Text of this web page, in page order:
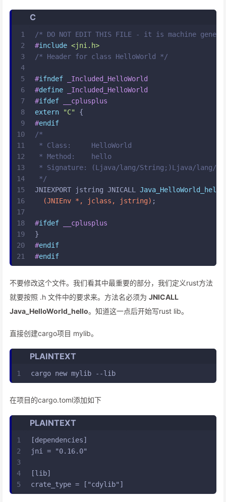
C
1
2
3
4
5
6
7
8
9
10
11
12
13
14
15
16
17
18
19
20
21
/* DO NOT EDIT THIS FILE - it is machine
#include <jni.h>
/* Header for class HelloWorld */
#ifndef _Included_HelloWorld
#define _Included_HelloWorld
#ifdef __cplusplus
extern
"C"
{
#endif
/*
* Class:     HelloWorld
* Method:    hello
* Signature: (Ljava/lang/String;)Ljava/lang/
*/
JNIEXPORT jstring JNICALL Java_HelloWorld_hello
(JNIEnv *, jclass, jstring) ;
#ifdef __cplusplus
}
#endif
#endif
不要修改这个文件。我们看其中最重要的部分，我们定义rust方法
就要按照 .h 文件中的要求来。方法名必须为 JNICALL
Java_HelloWorld_hello。知道这一点后开始写rust lib。
直接创建cargo项目 mylib。
PLAINTEXT
1 cargo new mylib --lib
在项目的cargo.toml添加如下
PLAINTEXT
1
2
3
4
5
[dependencies]
jni = "0.16.0"
[lib]
crate_type = ["cdylib"]